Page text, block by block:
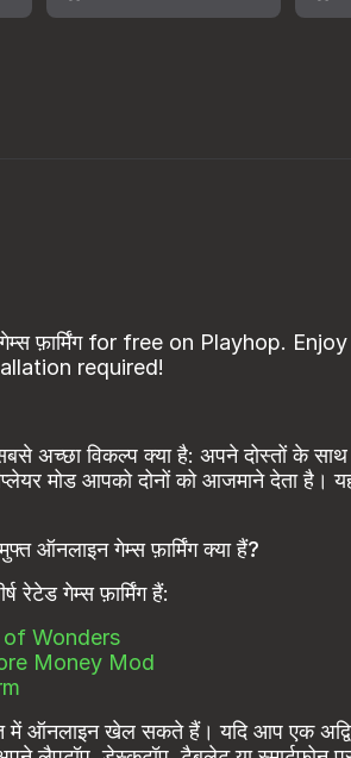
फ़ार्मिंग for free on Playhop.
required!
अच्छा विकल्प क्या है: अपने दोस्तों के
मोड आपको दोनों को आजमाने देता
ऑनलाइन गेम्स फ़ार्मिंग क्या हैं?
रेटेड गेम्स फ़ार्मिंग हैं:
of Wonders
Money Mod
ऑनलाइन खेल सकते हैं। यदि आप एक